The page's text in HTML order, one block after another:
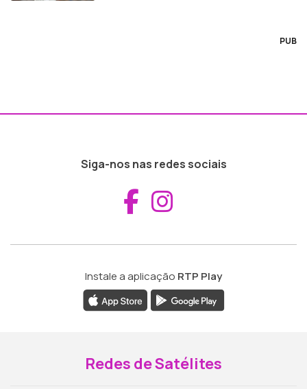
PUB
Siga-nos nas redes sociais
Aceder ao
Instale a aplicação RTP Play
Redes de Satélites